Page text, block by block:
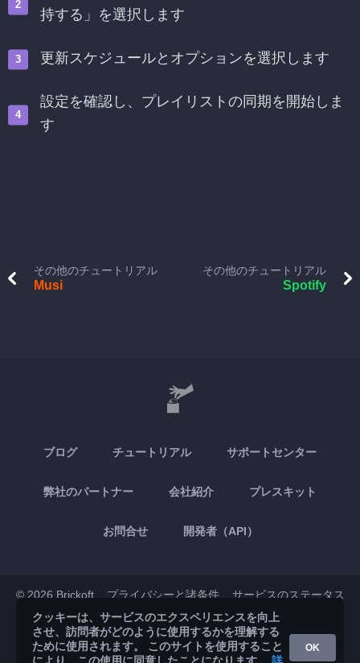
持する」を選択します
更新スケジュールとオプションを選択します
設定を確認し、プレイリストの同期を開始しま
す
その他のチュートリアル
Musi
その他のチュートリアル
Spotify
ブログ チュートリアル サポートセンター
弊社のパートナー 会社紹介 プレスキット
お問合せ 開発者（API）
© 2026 Brickoft プライバシーと諸条件 サービスのステータス
App Store Google Play
クッキーは、サービスのエクスペリエンスを向上
させ、訪問者がどのように使用するかを理解する
ために使用されます。 このサイトを使用すること
OK